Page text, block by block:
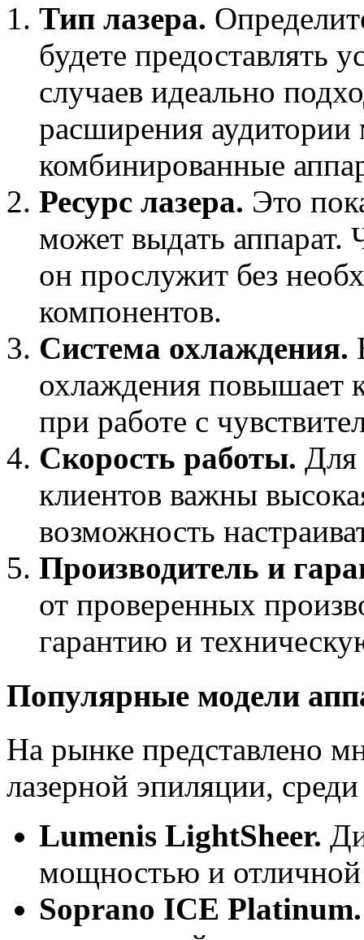
Тип лазера.
будете предоставлять
случаев идеально
расширения
комбинированные
Ресурс лазера. Это
может выдать
он прослужит без
компонентов.
Система охлаждения.
охлаждения повышает
при работе с
Скорость работы. Для
клиентов важны
возможность
Производитель и
от проверенных
гарантию и
Популярные модели
На рынке представлено
лазерной эпиляции,
Lumenis LightSheer.
мощностью и
Soprano ICE Platinum.